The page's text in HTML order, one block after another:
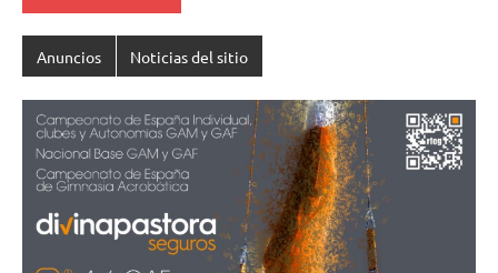
Anuncios Noticias del sitio